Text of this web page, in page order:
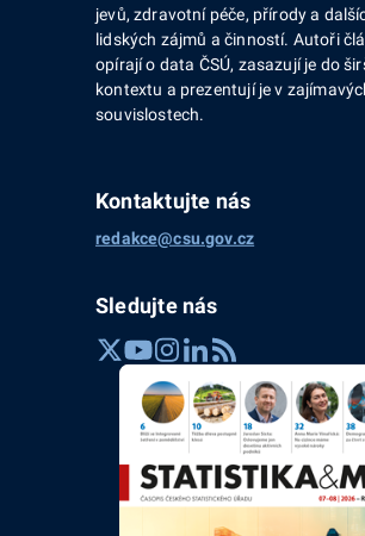
jevů, zdravotní péče, přírody a
lidských zájmů a činností. Autoři
opírají o data ČSÚ, zasazují je do
kontextu a prezentují je v
souvislostech.
Kontaktujte nás
redakce@csu.gov.cz
Sledujte nás